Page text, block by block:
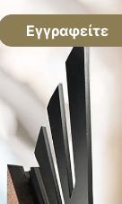
Εγγραφείτε